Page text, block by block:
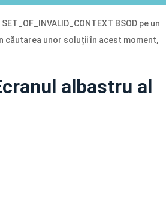
BSOD pe un
căutarea unor soluții în acest moment,
albastru al